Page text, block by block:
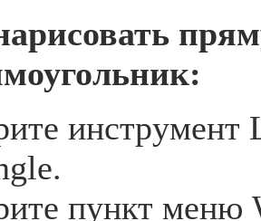
инструмент
пункт меню